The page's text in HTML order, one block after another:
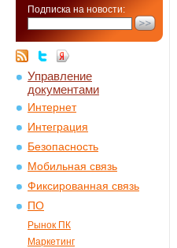
Подписка на новости:
Управление
документами
Интернет
Интеграция
Безопасность
Мобильная связь
Фиксированная связь
ПО
Рынок ПК
Маркетинг